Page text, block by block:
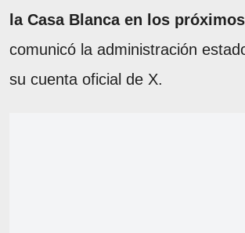
la Casa Blanca en los
comunicó la administración
su cuenta oficial de X.